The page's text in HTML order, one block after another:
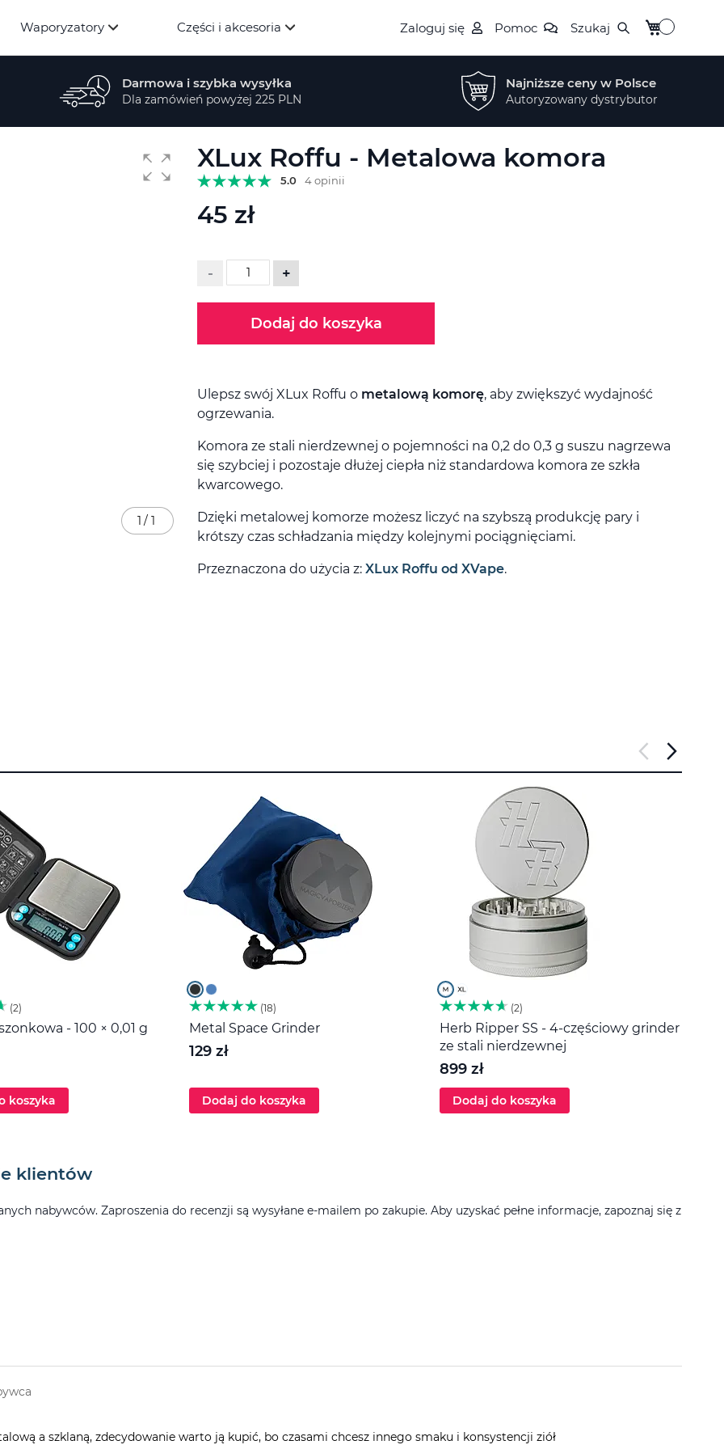
Waporyzatory Części i akcesoria Zaloguj się Pomoc Szukaj Mój koszyk
Darmowa i szybka wysyłka
Dla zamówień powyżej 225 PLN
Najniższe ceny w Polsce
Autoryzowany dystrybutor
XLux Roffu - Metalowa komora
5.0 4 opinii
45 zł
- +
Dodaj do koszyka
Ulepsz swój XLux Roffu o metalową komorę, aby zwiększyć wydajność
ogrzewania.
Komora ze stali nierdzewnej o pojemności na 0,2 do 0,3 g suszu nagrzewa
się szybciej i pozostaje dłużej ciepła niż standardowa komora ze szkła
kwarcowego.
Dzięki metalowej komorze możesz liczyć na szybszą produkcję pary i
krótszy czas schładzania między kolejnymi pociągnięciami.
Przeznaczona do użycia z: XLux Roffu od XVape.
1 / 1
2
- 100 × 0,01 g
koszyka
18
Metal Space Grinder
129 zł
Dodaj do koszyka
2
Herb Ripper SS - 4-częściowy grinder
ze stali nierdzewnej
899 zł
Dodaj do koszyka
klientów
nabywców. Zaproszenia do recenzji są wysyłane e-mailem po zakupie. Aby uzyskać pełne informacje, zapoznaj się z
a szklaną, zdecydowanie warto ją kupić, bo czasami chcesz innego smaku i konsystencji ziół